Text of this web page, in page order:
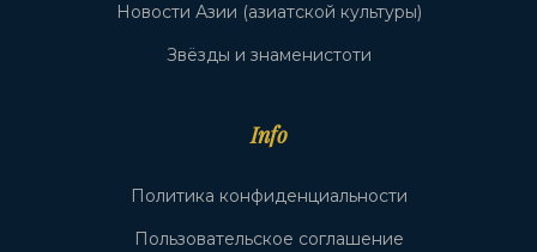
Новости Азии (азиатской культуры)
Звёзды и знаменистоти
Info
Политика конфиденциальности
Пользовательское соглашение